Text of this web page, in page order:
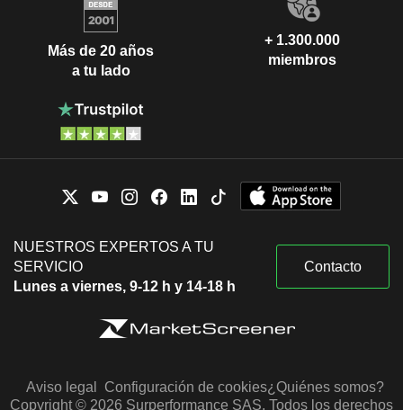
Más de 20 años
a tu lado
+ 1.300.000
miembros
NUESTROS EXPERTOS A TU
SERVICIO
Lunes a viernes, 9-12 h y 14-18 h
Contacto
Aviso legal Configuración de cookies¿Quiénes somos?
Copyright © 2026 Surperformance SAS. Todos los derechos